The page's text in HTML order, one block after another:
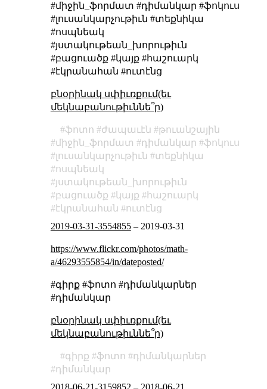
#միջին_ֆորմատ #դիմանկար #ֆոկուս
#լուսանկարչութիւն #տեքնիկա
#ոսպնեակ
#յստակութեան_խորութիւն
#բացուածք #կայք #հաշուարկ
#էկրանահան #ուտէնց
բնօրինակ սփիւռքում(եւ
մեկնաբանութիւննե՞ր)
ֆոտո ժապաւէն
թուանշային
միջին_ֆորմատ
դիմանկար
ֆոկուս
լուսանկարչութիւն
տեքնիկա
ոսպնեակ
յստակութեան_խորութիւն
բացուածք
կայք
հաշուարկ
էկրանահան
ուտէնց
2019-03-31-3554855– 2019-03-31
https://www.flickr.com/photos/math-
a/46293555854/in/dateposted/
#գիրք #ֆոտո #դիմանկարներ
#դիմանկար
բնօրինակ սփիւռքում(եւ
մեկնաբանութիւննե՞ր)
գիրք ֆոտո
դիմանկարներ
դիմանկար